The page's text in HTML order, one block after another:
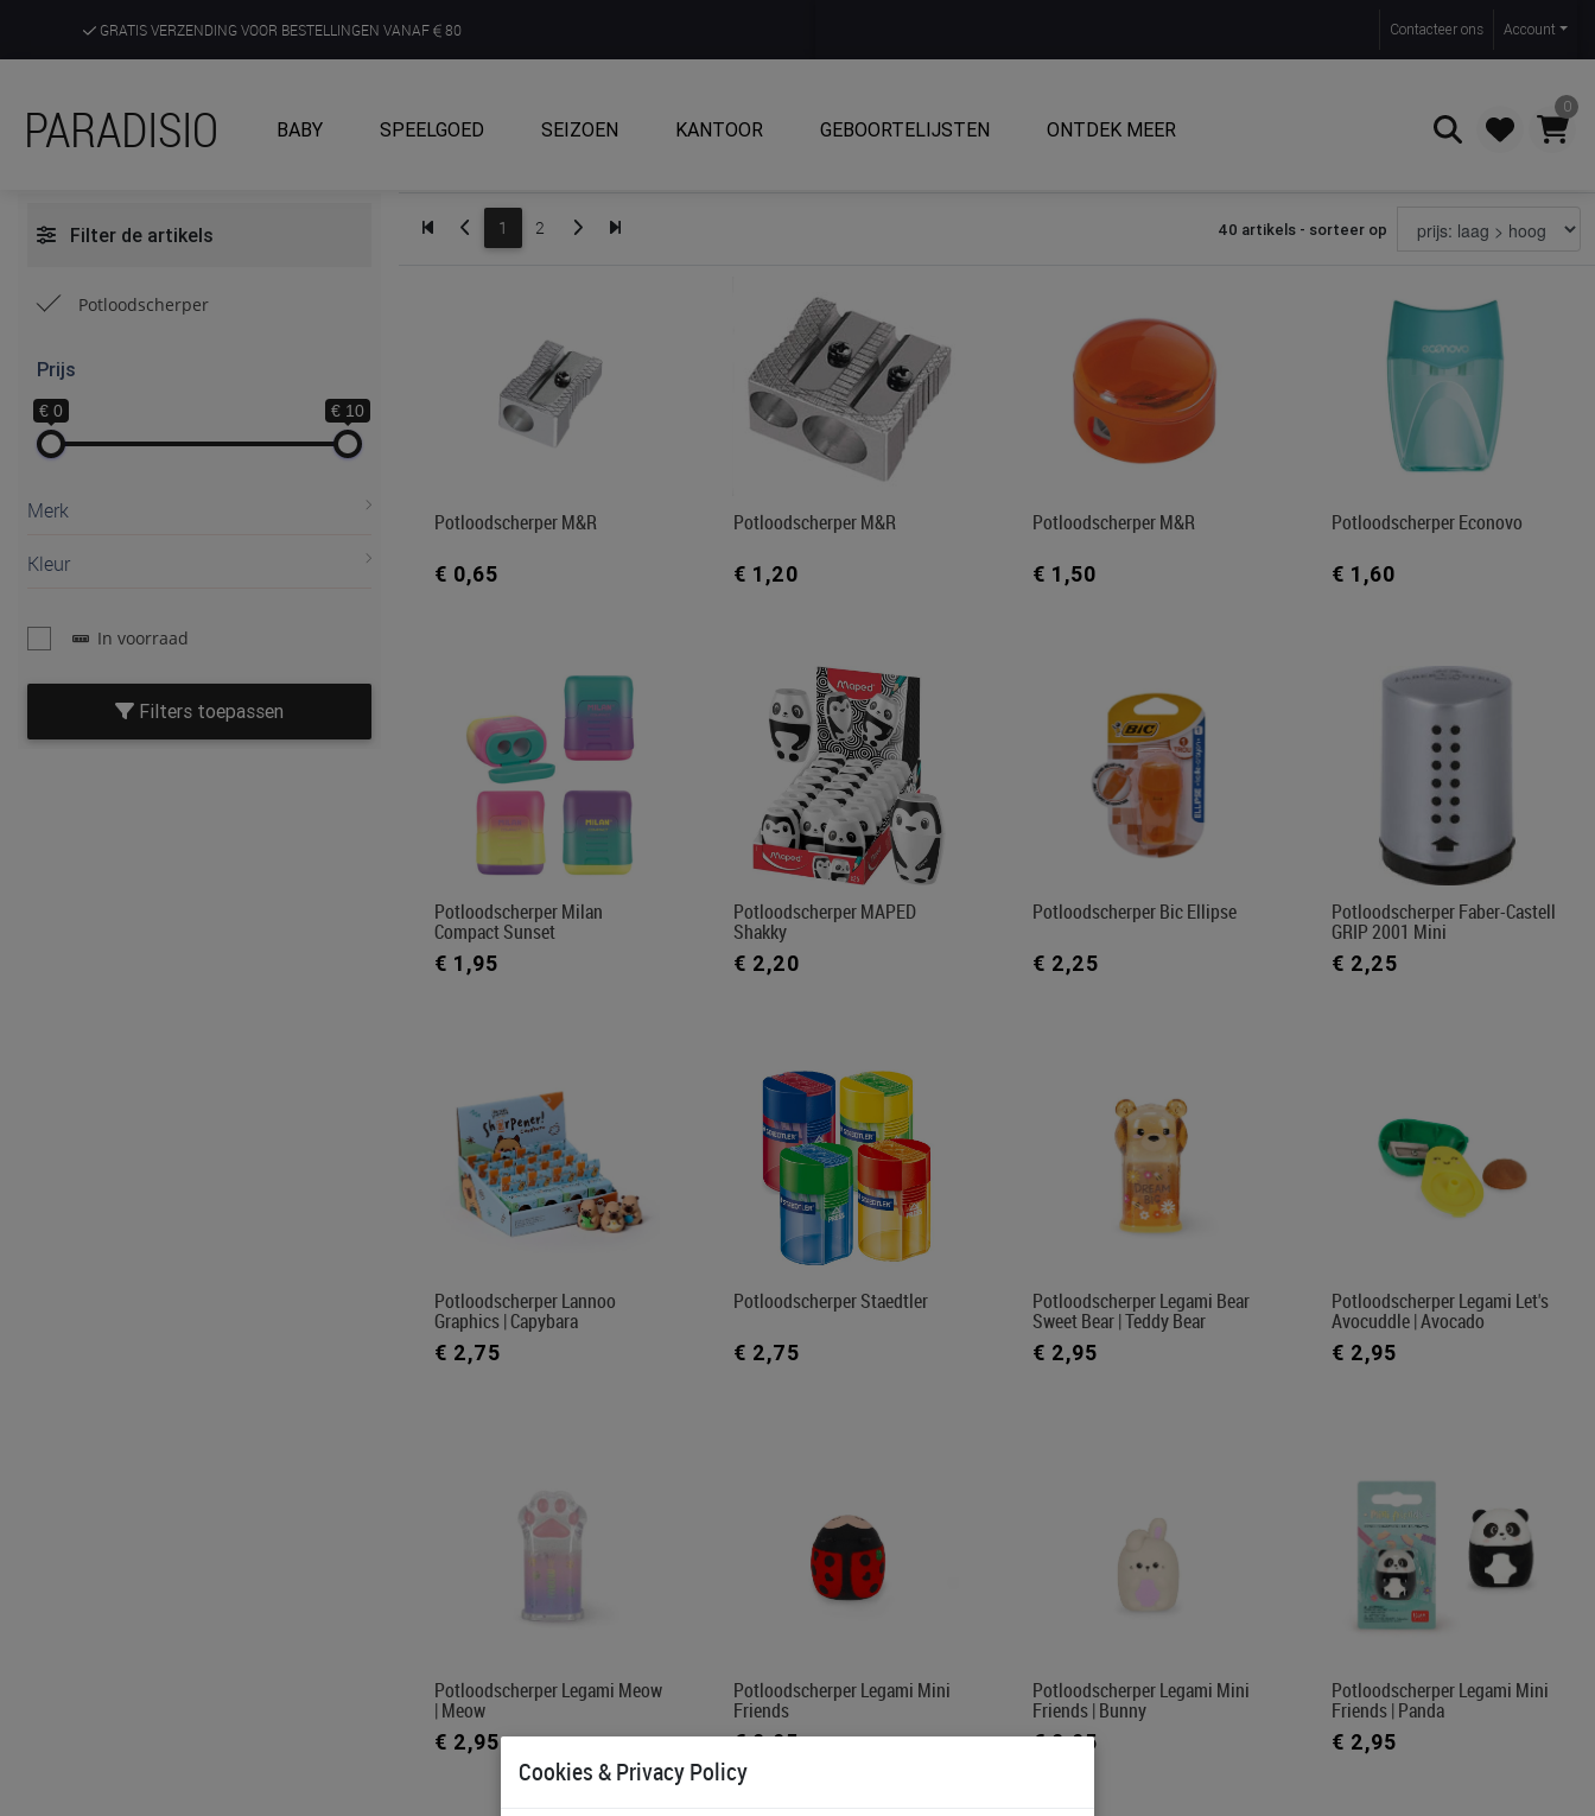
GRATIS VERZENDING VOOR BESTELLINGEN VANAF 80
ONTDEK, BELEEF EN KRIJG ADVIES IN ONZE WINKELS
Contacteer ons Account
PARADISIO BABY SPEELGOED SEIZOEN KANTOOR GEBOORTELIJSTEN ONTDEK MEER
0
Zoeken
Filter de artikels
Potloodscherper
Prijs
€ 0 € 10
Merk
Kleur
In voorraad
Filters toepassen
1 2 40 artikels - sorteer op
Potloodscherper M&R
€ 0,65
Potloodscherper M&R
€ 1,20
Potloodscherper M&R
€ 1,50
Potloodscherper Econovo
€ 1,60
Potloodscherper Milan
Compact Sunset
€ 1,95
Potloodscherper MAPED
Shakky
€ 2,20
Potloodscherper Bic Ellipse
€ 2,25
Potloodscherper Faber-Castell
GRIP 2001 Mini
€ 2,25
Potloodscherper Lannoo
Graphics | Capybara
€ 2,75
Potloodscherper Staedtler
€ 2,75
Potloodscherper Legami Bear
Sweet Bear | Teddy Bear
€ 2,95
Potloodscherper Legami Let's
Avocuddle | Avocado
€ 2,95
Potloodscherper Legami Meow
| Meow
€ 2,95
Potloodscherper Legami Mini
Friends
€ 2,95
Potloodscherper Legami Mini
Friends | Bunny
€ 2,95
Potloodscherper Legami Mini
Friends | Panda
€ 2,95
Cookies & Privacy Policy